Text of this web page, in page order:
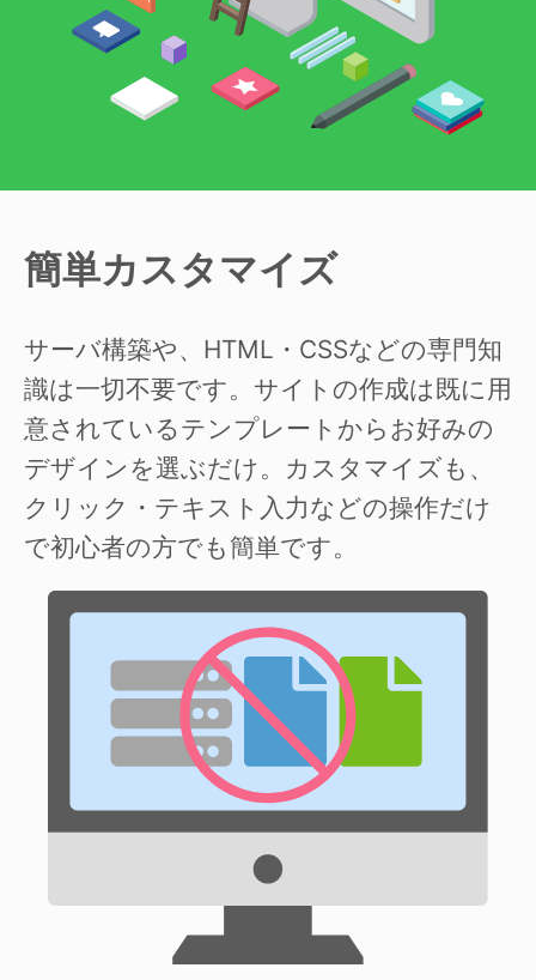
簡単カスタマイズ
サーバ構築や、HTML・CSSなどの専門知
識は一切不要です。サイトの作成は既に用
意されているテンプレートからお好みの
デザインを選ぶだけ。カスタマイズも、
クリック・テキスト入力などの操作だけ
で初心者の方でも簡単です。